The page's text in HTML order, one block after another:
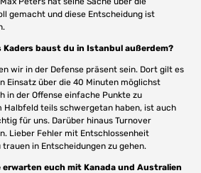
gemacht und diese Entscheidung ist
Kaders baust du in Istanbul außerdem?
wir in der Defense präsent sein. Dort gilt es
Einsatz über die 40 Minuten möglichst
in der Offense einfache Punkte zu
Halbfeld teils schwergetan haben, ist auch
für uns. Darüber hinaus Turnover
Lieber Fehler mit Entschlossenheit
in Entscheidungen zu gehen.
erwarten euch mit Kanada und Australien